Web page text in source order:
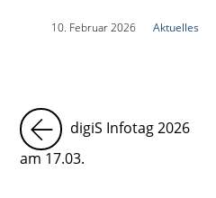
10. Februar 2026 Aktuelles
digiS Infotag 2026
am 17.03.